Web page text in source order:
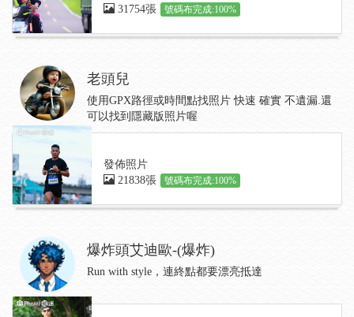
31754張
號碼布完成:100%
老頭兒
使用GPX路徑或時間點找照片 快速 確實 不遺漏.還
可以找到隱藏版照片喔
發佈照片
21838張
號碼布完成:100%
爆炸頭艾迪歐-(爆炸)
Run with style，連終點都要漂亮抵達